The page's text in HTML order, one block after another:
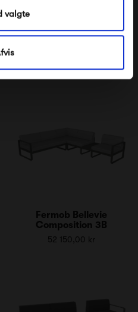
valgte
Fermob Luxembourg
Fermob Bellevie
Composition 3B
52 150,00 kr